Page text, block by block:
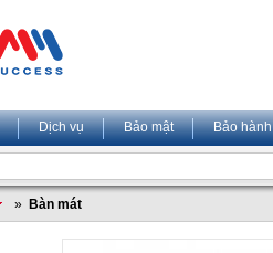
Dịch vụ Bảo mật Bảo hành
» Bàn mát